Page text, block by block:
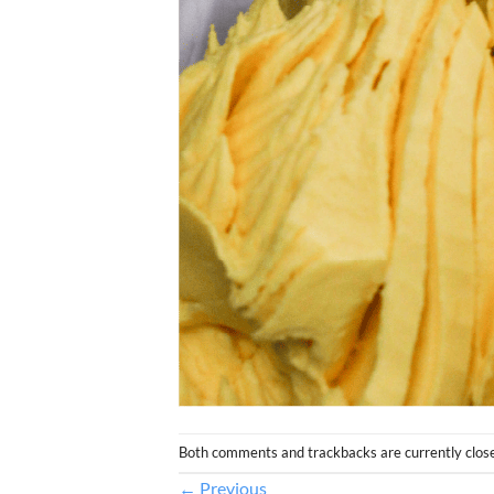
Both comments and trackbacks are currently
← Previous